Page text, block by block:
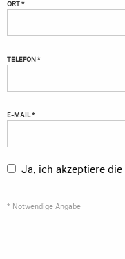
ORT *
TELEFON *
E-MAIL *
Ja, ich akzeptiere die
* Notwendige Angabe